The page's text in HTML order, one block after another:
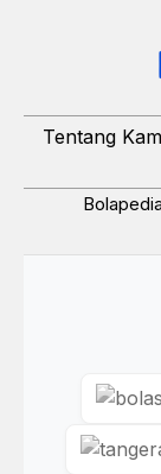
Tentang